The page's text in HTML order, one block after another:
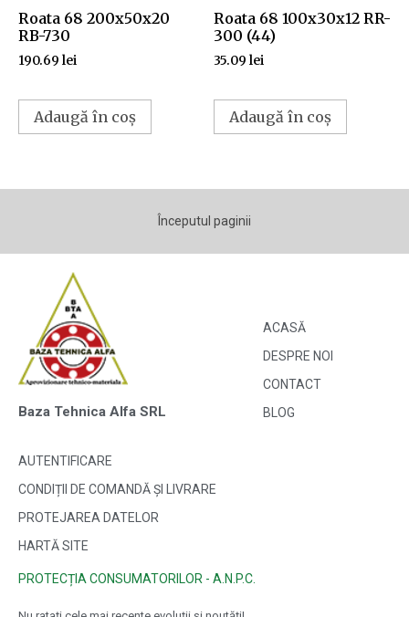
Roata 68 200x50x20
RB-730
190.69 lei
Adaugă în coș
Roata 68 100x30x12 RR-
300 (44)
35.09 lei
Adaugă în coș
Începutul paginii
Baza Tehnica Alfa SRL
ACASĂ
DESPRE NOI
CONTACT
BLOG
AUTENTIFICARE
CONDIȚII DE COMANDĂ ȘI LIVRARE
PROTEJAREA DATELOR
HARTĂ SITE
PROTECȚIA CONSUMATORILOR - A.N.P.C.